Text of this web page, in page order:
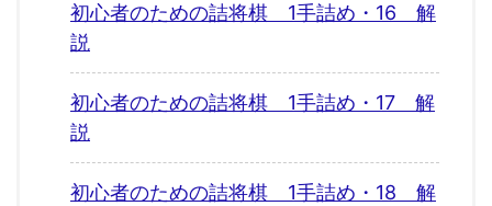
初心者のための詰将棋 1手詰め・16 解
説
初心者のための詰将棋 1手詰め・17 解
説
初心者のための詰将棋 1手詰め・18 解